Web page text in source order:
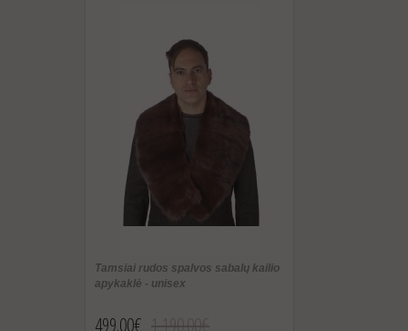
Tamsiai rudos spalvos sabalų kailio
apykaklė - unisex
499.00€